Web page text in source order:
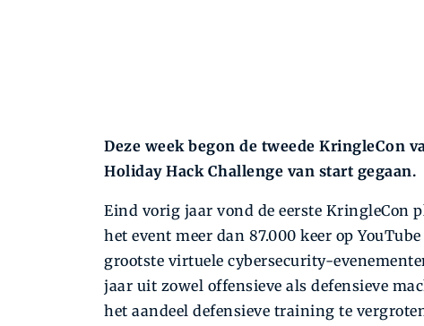
Deze week begon de tweede KringleCon
Holiday Hack Challenge van start gegaan.
Eind vorig jaar vond de eerste KringleCon
het event meer dan 87.000 keer op
grootste virtuele cybersecurity-­
jaar uit zowel offensieve als defensieve
het aandeel defensieve training te